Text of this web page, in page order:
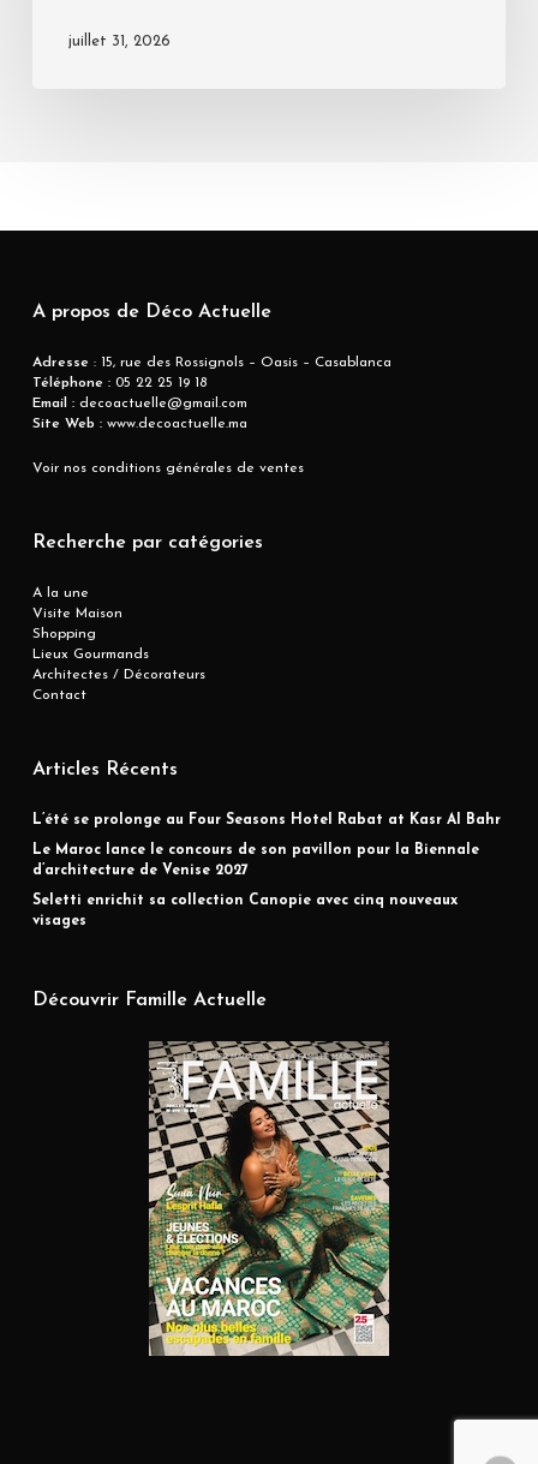
juillet 31, 2026
A propos de Déco Actuelle
Adresse : 15, rue des Rossignols – Oasis – Casablanca
Téléphone :05 22 25 19 18
Email :decoactuelle@gmail.com
Site Web :www.decoactuelle.ma
Voir nos conditions générales de ventes
Recherche par catégories
A la une
Visite Maison
Shopping
Lieux Gourmands
Architectes / Décorateurs
Contact
Articles Récents
L’été se prolonge au Four Seasons Hotel Rabat at Kasr Al Bahr
Le Maroc lance le concours de son pavillon pour la Biennale
d’architecture de Venise 2027
Seletti enrichit sa collection Canopie avec cinq nouveaux
visages
Découvrir Famille Actuelle